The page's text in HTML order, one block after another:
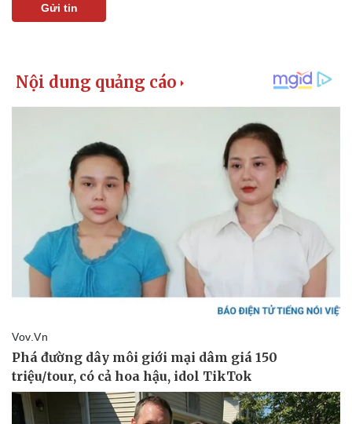
Bóng đá
Lịch thi đấu bóng đá
Thế giới thể thao
eSports
Hậu trường
Ô tô - Xe máy
Tư vấn
Gửi tin